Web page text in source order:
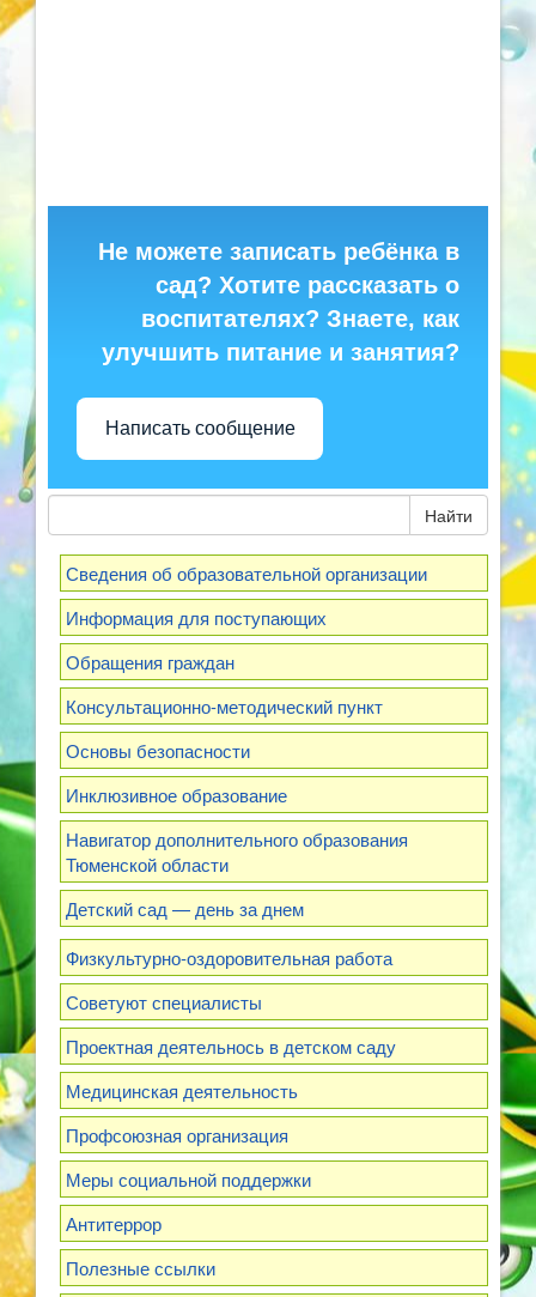
Не можете записать ребёнка в
сад? Хотите рассказать о
воспитателях? Знаете, как
улучшить питание и занятия?
Написать сообщение
Найти
Сведения об образовательной организации
Информация для поступающих
Обращения граждан
Консультационно-методический пункт
Основы безопасности
Инклюзивное образование
Навигатор дополнительного образования
Тюменской области
Детский сад — день за днем
Физкультурно-оздоровительная работа
Советуют специалисты
Проектная деятельнось в детском саду
Медицинская деятельность
Профсоюзная организация
Меры социальной поддержки
Антитеррор
Полезные ссылки